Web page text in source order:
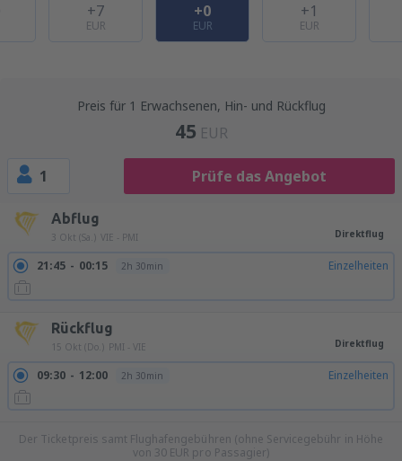
+7
EUR
+0
EUR
+1
EUR
Preis für 1 Erwachsenen, Hin- und Rückflug
45 EUR
1 Prüfe das Angebot
Abflug
3 Okt (Sa.) VIE - PMI Direktflug
21:45 00:15 2h 30min Einzelheiten
Rückflug
15 Okt (Do.) PMI - VIE Direktflug
09:30 12:00 2h 30min Einzelheiten
Der Ticketpreis samt Flughafengebühren (ohne Servicegebühr in Höhe
von 30 EUR pro Passagier)